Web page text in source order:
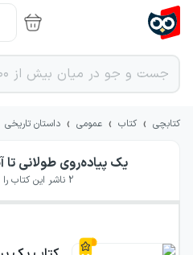
کتابچی › کتاب › عمومی › داستان تاریخی
یک پیاده‌روی طولانی تا
2 ناشر این کتاب